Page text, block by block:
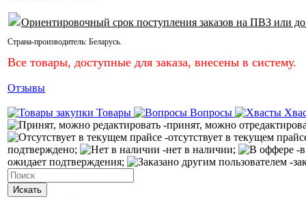
Ориентировочный срок поступления заказов на ПВЗ или
Страна-производитель: Беларусь.
Все товары, доступные для заказа, внесены в систему.
Отзывы
Товары Вопросы
-принят, можно
-отсутствует в текущем
подтверждено;
-нет в наличии;
-
ожидает подтверждения;
-
Искать